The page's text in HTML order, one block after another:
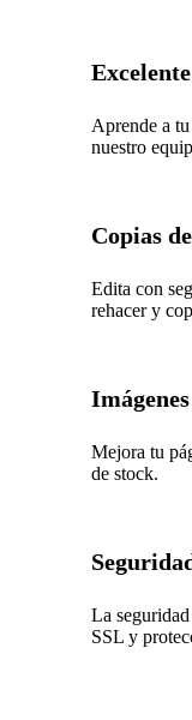
Aprende a
nuestro
Copias
Edita con
rehacer y
Mejora tu
de stock.
La
SSL y